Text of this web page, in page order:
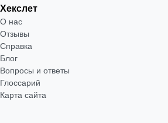
Хекслет
О нас
Отзывы
Справка
Блог
Вопросы и ответы
Глоссарий
Карта сайта